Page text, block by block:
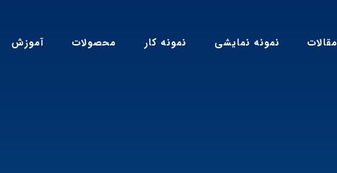
مقالات نمونه نمایشی نمونه کار محصولات آموزش